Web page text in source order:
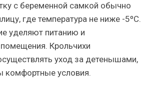
с беременной самкой обычно
где температура не ниже -5ºC.
уделяют питанию и
Крольчихи
уход за детенышами,
комфортные условия.